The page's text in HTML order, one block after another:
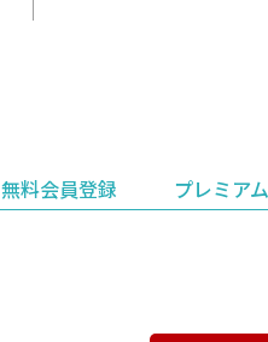
無料会員登録
プレミア